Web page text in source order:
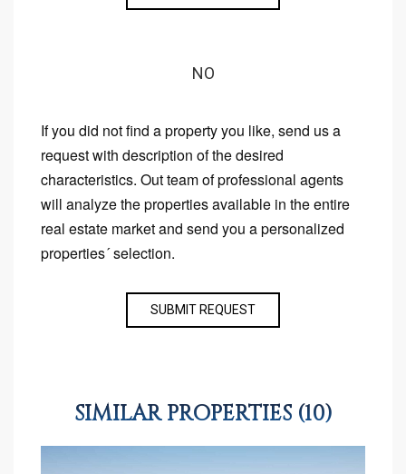
NO
If you did not find a property you like, send us a
request with description of the desired
characteristics. Out team of professional agents
will analyze the properties available in the entire
real estate market and send you a personalized
properties´ selection.
SUBMIT REQUEST
SIMILAR PROPERTIES (10)